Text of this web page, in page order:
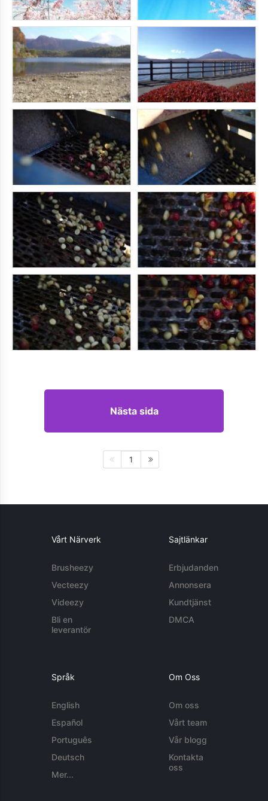
Nästa sida
1
Vårt Närverk
Brusheezy
Vecteezy
Videezy
Bli en
leverantör
Sajtlänkar
Erbjudanden
Annonsera
Kundtjänst
DMCA
Språk
English
Español
Português
Deutsch
Mer...
Om Oss
Om oss
Vårt team
Vår blogg
Kontakta
oss